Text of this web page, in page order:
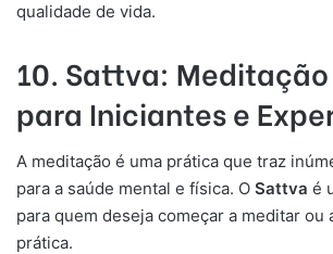
qualidade de vida.
10. Sattva:
para Iniciantes e
A meditação é uma prática que traz
para a saúde mental e física. O Sattva é
para quem deseja começar a meditar ou
prática.